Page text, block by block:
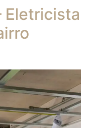
Eletricista